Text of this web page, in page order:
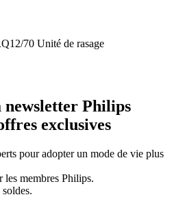
70 Unité de rasage
newsletter Philips
exclusives
pour adopter un mode de vie plus
membres Philips.